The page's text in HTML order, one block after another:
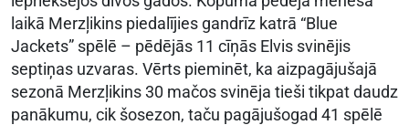
laikā Merzļikins piedalījies gandrīz katrā “Blue
Jackets” spēlē – pēdējās 11 cīņās Elvis svinējis
septiņas uzvaras. Vērts pieminēt, ka aizpagājušajā
sezonā Merzļikins 30 mačos svinēja tieši tikpat daudz
panākumu, cik šosezon, taču pagājušogad 41 spēlē